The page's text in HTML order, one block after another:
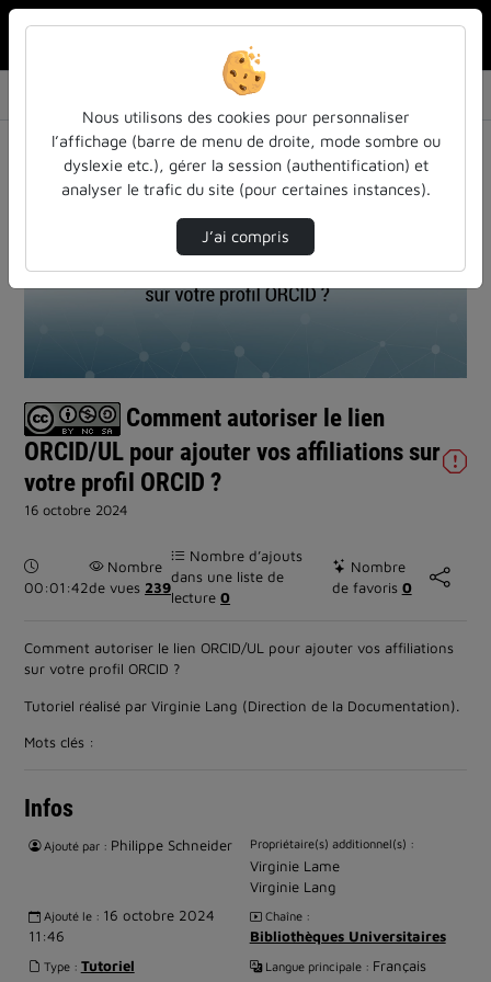
Comment autoriser le lien ORCID/UL pour ajou…
Lire
vidéo
Comment autoriser le lien
ORCID/UL pour ajouter vos affiliations sur
votre profil ORCID ?
16 octobre 2024
Durée :
00:01:42
Nombre
de vues 239
Nombre d’ajouts
dans une liste de
lecture0
Nombre
de favoris 0
Comment autoriser le lien ORCID/UL pour ajouter vos affiliations
sur votre profil ORCID ?
Tutoriel réalisé par Virginie Lang (Direction de la Documentation).
Mots clés :
Infos
Ajouté par : Philippe Schneider Propriétaire(s) additionnel(s) :
Virginie Lame
Virginie Lang
Ajouté le : 16 octobre 2024
11:46
Chaîne :
Bibliothèques Universitaires
Type : Tutoriel Langue principale : Français
Nous utilisons des cookies pour personnaliser
l’affichage (barre de menu de droite, mode sombre ou
dyslexie etc.), gérer la session (authentification) et
analyser le trafic du site (pour certaines instances).
J’ai compris